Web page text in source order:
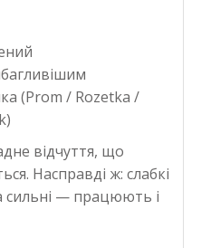
(Prom / Rozetka /
відчуття, що
Насправді ж: слабкі
сильні — працюють і